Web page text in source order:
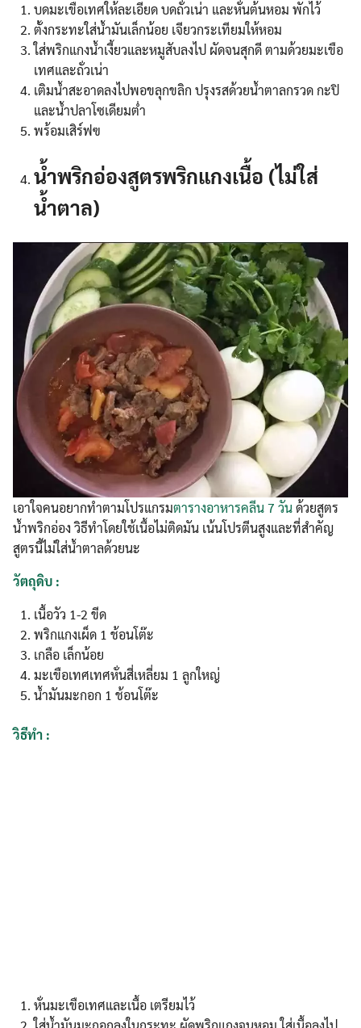
บดมะเขือเทศให้ละเอียด บดถั่วเน่า และหั่นต้นหอม พักไว้
ตั้งกระทะใส่น้ำมันเล็กน้อย เจียวกระเทียมให้หอม
ใส่พริกแกงน้ำเงี้ยวและหมูสับลงไป ผัดจนสุกดี ตามด้วยมะเขือ
เทศและถั่วเน่า
เติมน้ำสะอาดลงไปพอขลุกขลิก ปรุงรสด้วยน้ำตาลกรวด กะปิ
และน้ำปลาโซเดียมต่ำ
พร้อมเสิร์ฟฃ
น้ำพริกอ่องสูตรพริกแกงเนื้อ (ไม่ใส่
น้ำตาล)
เอาใจคนอยากทำตามโปรแกรมตารางอาหารคลีน 7 วันด้วยสูตร
น้ำพริกอ่อง วิธีทำโดยใช้เนื้อไม่ติดมัน เน้นโปรตีนสูงและที่สำคัญ
สูตรนี้ไม่ใส่น้ำตาลด้วยนะ
วัตถุดิบ :
เนื้อวัว 1-2 ขีด
พริกแกงเผ็ด 1 ช้อนโต๊ะ
เกลือ เล็กน้อย
มะเขือเทศเทศหั่นสี่เหลี่ยม 1 ลูกใหญ่
น้ำมันมะกอก 1 ช้อนโต๊ะ
วิธีทำ :
หั่นมะเขือเทศและเนื้อ เตรียมไว้